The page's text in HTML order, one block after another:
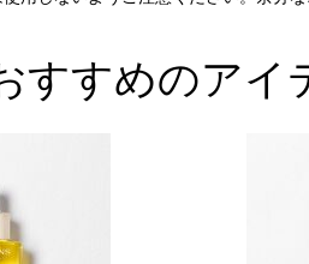
すすめのアイ